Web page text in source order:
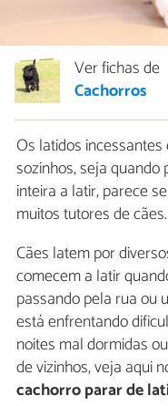
Ver fichas de
Cachorros
Os latidos
sozinhos, seja
inteira a latir, parece
muitos tutores de cães.
Cães latem por
comecem a latir
passando pela rua ou
está enfrentando
noites mal dormidas
de vizinhos, veja aqui
cachorro parar de